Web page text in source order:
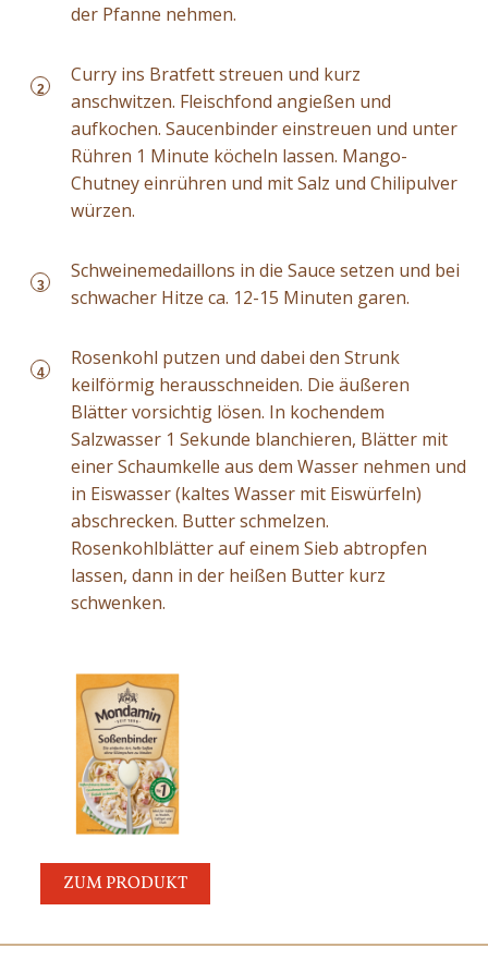
der Pfanne nehmen.
2
Curry ins Bratfett streuen und kurz
anschwitzen. Fleischfond angießen und
aufkochen. Saucenbinder einstreuen und unter
Rühren 1 Minute köcheln lassen. Mango-
Chutney einrühren und mit Salz und Chilipulver
würzen.
3
Schweinemedaillons in die Sauce setzen und bei
schwacher Hitze ca. 12-15 Minuten garen.
4
Rosenkohl putzen und dabei den Strunk
keilförmig herausschneiden. Die äußeren
Blätter vorsichtig lösen. In kochendem
Salzwasser 1 Sekunde blanchieren, Blätter mit
einer Schaumkelle aus dem Wasser nehmen und
in Eiswasser (kaltes Wasser mit Eiswürfeln)
abschrecken. Butter schmelzen.
Rosenkohlblätter auf einem Sieb abtropfen
lassen, dann in der heißen Butter kurz
schwenken.
ZUM PRODUKT